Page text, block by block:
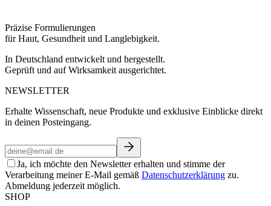
Präzise Formulierungen
für Haut, Gesundheit und Langlebigkeit.
In Deutschland entwickelt und hergestellt.
Geprüft und auf Wirksamkeit ausgerichtet.
NEWSLETTER
Erhalte Wissenschaft, neue Produkte und exklusive Einblicke direkt
in deinen Posteingang.
Ja, ich möchte den Newsletter erhalten und stimme der
Verarbeitung meiner E-Mail gemäß Datenschutzerklärung zu.
Abmeldung jederzeit möglich.
SHOP